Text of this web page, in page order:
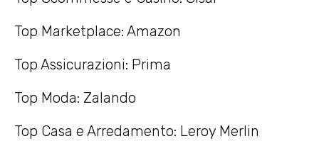
Top Marketplace: Amazon
Top Assicurazioni: Prima
Top Moda: Zalando
Top Casa e Arredamento: Leroy Merlin